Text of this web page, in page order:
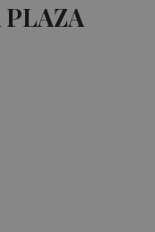
PLAZA